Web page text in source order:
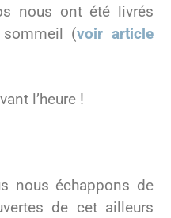
nous ont été livrés
(voir article
l’heure !
nous échappons de
de cet ailleurs